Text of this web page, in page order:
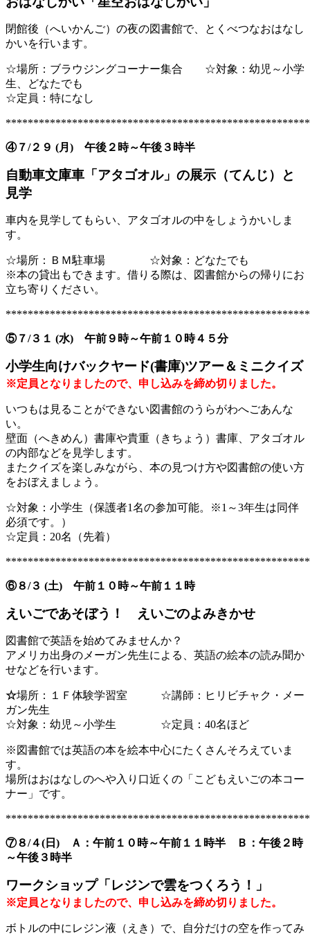
閉館後（へいかんご）の夜の図書館で、とくべつなおはなし
かいを行います。
☆場所：ブラウジングコーナー集合 ☆対象：幼児～小学
生、どなたでも
☆定員：特になし
④７/２９ (月) 午後２時～午後３時半
自動車文庫車「アタゴオル」の展示（てんじ）と
見学
車内を見学してもらい、アタゴオルの中をしょうかいしま
す。
☆場所：ＢＭ駐車場 ☆対象：どなたでも
※本の貸出もできます。借りる際は、図書館からの帰りにお
立ち寄りください。
⑤７/３１ (水) 午前９時～午前１０時４５分
小学生向けバックヤード(書庫)ツアー＆ミニクイズ
※定員となりましたので、申し込みを締め切りました。
いつもは見ることができない図書館のうらがわへごあんな
い。
壁面（へきめん）書庫や貴重（きちょう）書庫、アタゴオル
の内部などを見学します。
またクイズを楽しみながら、本の見つけ方や図書館の使い方
をおぼえましょう。
☆対象：小学生（保護者1名の参加可能。※1～3年生は同伴
必須です。）
☆定員：20名（先着）
⑥８/３ (土) 午前１０時～午前１１時
えいごであそぼう！ えいごのよみきかせ
図書館で英語を始めてみませんか？
アメリカ出身のメーガン先生による、英語の絵本の読み聞か
せなどを行います。
☆場所：１Ｆ体験学習室 ☆講師：ヒリビチャク・メー
ガン先生
☆対象：幼児～小学生 ☆定員：40名ほど
※図書館では英語の本を絵本中心にたくさんそろえていま
す。
場所はおはなしのへや入り口近くの「こどもえいごの本コー
ナー」です。
⑦８/４(日) Ａ：午前１０時～午前１１時半 Ｂ：午後２時
～午後３時半
ワークショップ「レジンで雲をつくろう！」
※定員となりましたので、申し込みを締め切りました。
ボトルの中にレジン液（えき）で、自分だけの空を作ってみ